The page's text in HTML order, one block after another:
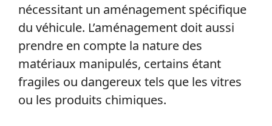
nécessitant un aménagement spécifique
du véhicule. L’aménagement doit aussi
prendre en compte la nature des
matériaux manipulés, certains étant
fragiles ou dangereux tels que les vitres
ou les produits chimiques.